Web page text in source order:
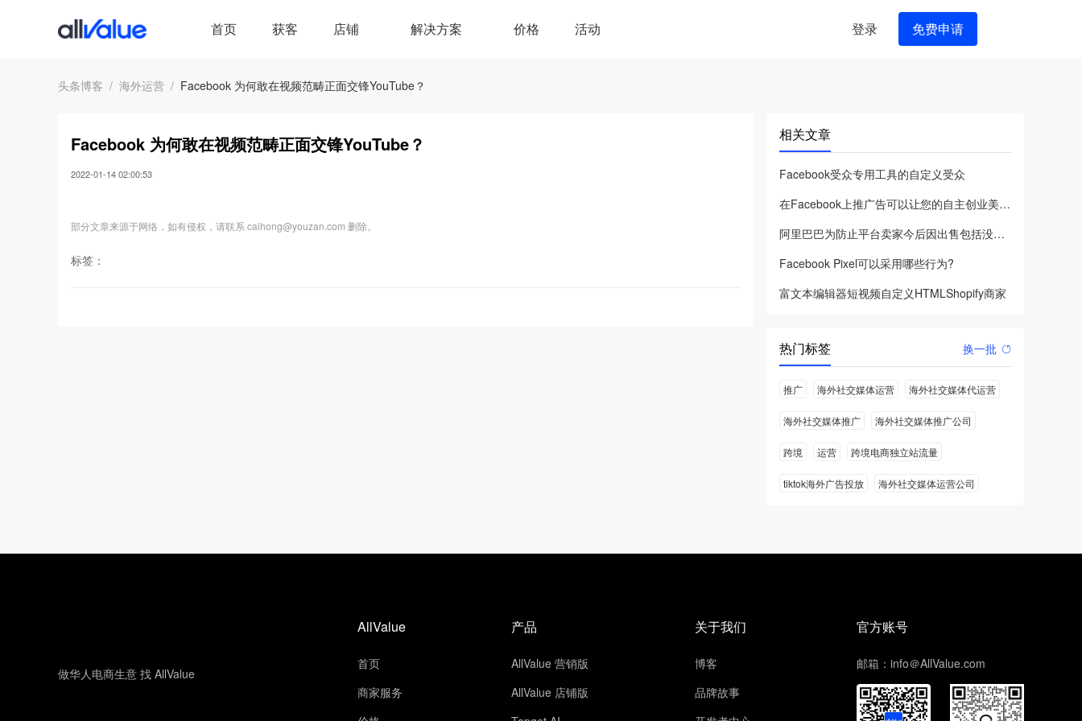
首页 获客 店铺 解决方案 价格 活动 登录 免费申请
头条博客 海外运营 Facebook 为何敢在视频范畴正面交锋YouTube？
Facebook 为何敢在视频范畴正面交锋YouTube？
2022-01-14 02:00:53
部分文章来源于网络，如有侵权，请联系 caihong@youzan.com 删除。
标签：
相关文章
Facebook受众专用工具的自定义受众
在Facebook上推广告可以让您的自主创业美梦成真或变成一
阿里巴巴为防止平台卖家今后因出售包括没经认证的影视频具体内容
Facebook Pixel可以采用哪些行为?
富文本编辑器短视频自定义HTMLShopify商家
热门标签 换一批
推广 海外社交媒体运营 海外社交媒体代运营
海外社交媒体推广 海外社交媒体推广公司
跨境 运营 跨境电商独立站流量
tiktok海外广告投放 海外社交媒体运营公司
做华人电商生意 找 AllValue
AllValue
首页
商家服务
产品
AllValue 营销版
AllValue 店铺版
关于我们
博客
品牌故事
官方账号
邮箱：info＠AllValue.com